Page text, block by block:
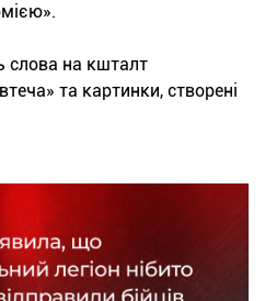
слова на кшталт
та картинки, створені